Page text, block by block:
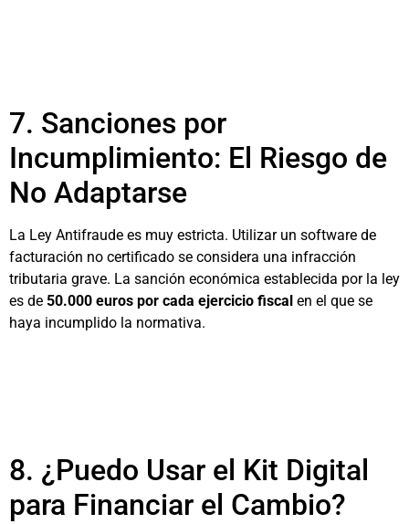
7. Sanciones por
Incumplimiento: El Riesgo de
No Adaptarse
La Ley Antifraude es muy estricta. Utilizar un software de
facturación no certificado se considera una infracción
tributaria grave. La sanción económica establecida por la ley
es de 50.000 euros por cada ejercicio fiscal en el que se
haya incumplido la normativa.
8. ¿Puedo Usar el Kit Digital
para Financiar el Cambio?